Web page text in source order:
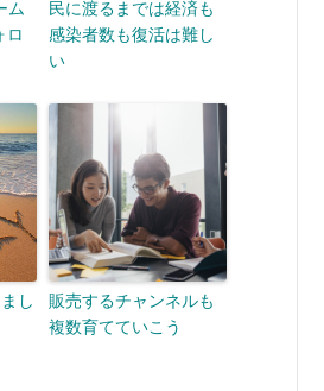
ム
ロ
民に渡るまでは経済も
感染者数も復活は難し
い
し
販売するチャンネルも
複数育てていこう